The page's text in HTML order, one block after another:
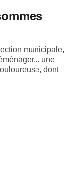
municipale,
une
dont